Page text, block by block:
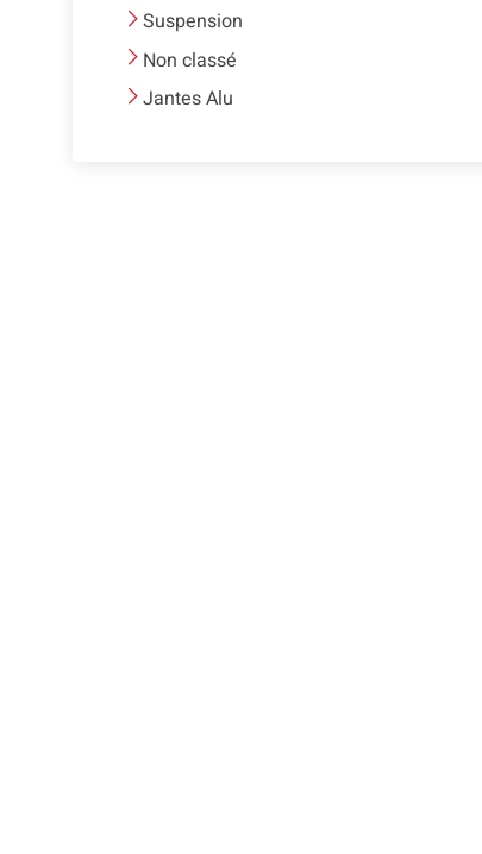
Suspension
Non classé
Jantes Alu